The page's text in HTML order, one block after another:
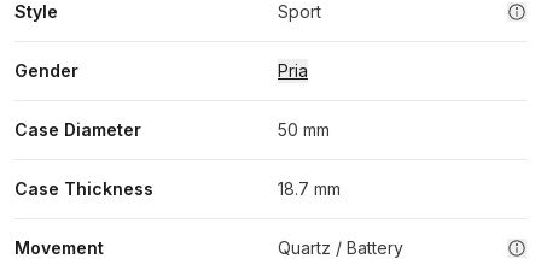
Style Sport
Gender Pria
Case Diameter 50 mm
Case Thickness 18.7 mm
Movement Quartz / Battery